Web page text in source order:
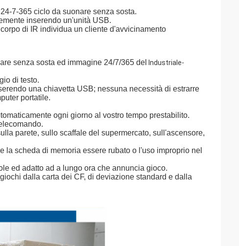
7-365 ciclo da suonare senza sosta.
inserendo un'unità USB.
di IR individua un cliente d'avvicinamento
senza sosta ed immagine 24/7/365 del Industriale-
di testo.
una chiavetta USB; nessuna necessità di estrarre
portatile.
ogni giorno al vostro tempo prestabilito.
parete, sullo scaffale del supermercato, sull'ascensore,
scheda di memoria essere rubato o l'uso improprio nel
ed adatto ad a lungo ora che annuncia gioco.
dalla carta dei CF, di deviazione standard e dalla